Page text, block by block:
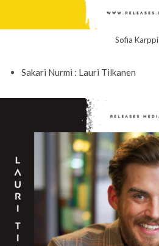
Sofia Karppi
Sakari Nurmi : Lauri Tilkanen